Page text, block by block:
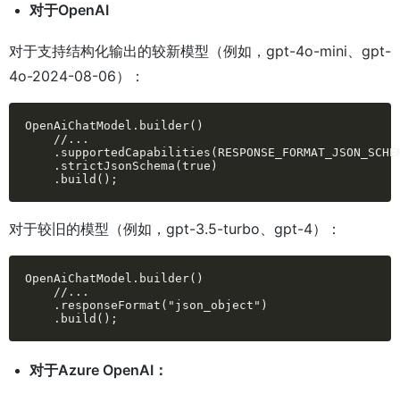
对于OpenAI
对于支持结构化输出的较新模型（例如，gpt-4o-mini、gpt-
4o-2024-08-06）：
OpenAiChatModel.builder()
//...
.strictJsonSchema(true)
.build();
对于较旧的模型（例如，gpt-3.5-turbo、gpt-4）：
OpenAiChatModel.builder()
//...
.responseFormat("json_object")
.build();
对于Azure OpenAI：